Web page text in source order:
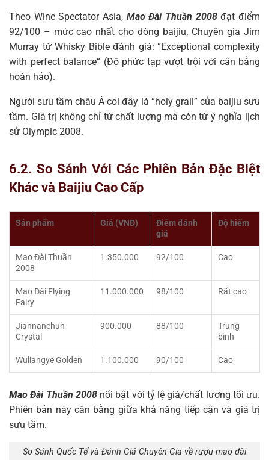
Theo Wine Spectator Asia, Mao Đài Thuần 2008đạt điểm
92/100 – mức cao nhất cho dòng baijiu. Chuyên gia Jim
Murray từ Whisky Bible đánh giá: “Exceptional complexity
with perfect balance” (Độ phức tạp vượt trội với cân bằng
hoàn hảo).
Người sưu tầm châu Á coi đây là “holy grail” của baijiu sưu
tầm. Giá trị không chỉ từ chất lượng mà còn từ ý nghĩa lịch
sử Olympic 2008.
6.2. So Sánh Với Các Phiên Bản Đặc Biệt
Khác và Baijiu Cao Cấp
Sản phẩm Giá (VNĐ)
Điểm đánh
giá
Độ hiếm
Mao Đài Thuần
2008
1.350.000 92/100 Cao
Mao Đài Flying
Fairy
11.000.000 98/100 Rất cao
Jiannanchun
Crystal
900.000 88/100
Trung
bình
Wuliangye Golden 1.100.000 90/100 Cao
Mao Đài Thuần 2008nổi bật với tỷ lệ giá/chất lượng tối ưu.
Phiên bản này cân bằng giữa khả năng tiếp cận và giá trị
sưu tầm.
So Sánh Quốc Tế và Đánh Giá Chuyên Gia về rượu mao đài